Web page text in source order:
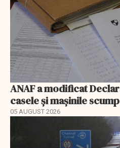
ANAF a modificat
casele și mașinile
05 AUGUST 2026